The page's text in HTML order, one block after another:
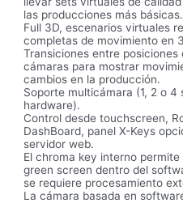
las producciones más básicas.
Full 3D, escenarios virtuales
completas de movimiento en
Transiciones entre
cámaras para mostrar
cambios en la producción.
Soporte multicámara (1, 2 o
hardware).
Control desde touchscreen,
DashBoard, panel X-Keys
servidor web.
El chroma key interno
green screen dentro del
se requiere procesamiento
La cámara basada en